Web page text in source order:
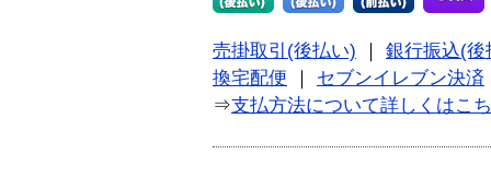
売掛取引(後払い)
銀行振込(後
換宅配便
セブンイレブン決済
⇒支払方法について詳しくはこ